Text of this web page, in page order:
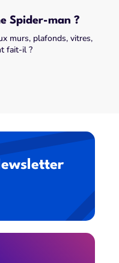
Spider-man ?
murs, plafonds, vitres,
fait-il ?